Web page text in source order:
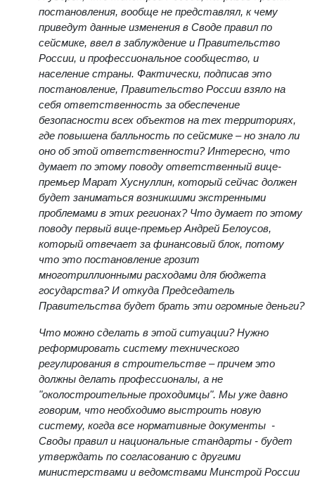
Я уверен, что Минстрой России, направив проект
постановления, вообще не представлял, к чему
приведут данные изменения в Своде правил по
сейсмике, ввел в заблуждение и Правительство
России, и профессиональное сообщество, и
население страны. Фактически, подписав это
постановление, Правительство России взяло на
себя ответственность за обеспечение
безопасности всех объектов на тех территориях,
где повышена балльность по сейсмике – но знало ли
оно об этой ответственности? Интересно, что
думает по этому поводу ответственный вице-
премьер Марат Хуснуллин, который сейчас должен
будет заниматься возникшими экстренными
проблемами в этих регионах? Что думает по этому
поводу первый вице-премьер Андрей Белоусов,
который отвечает за финансовый блок, потому
что это постановление грозит
многотриллионными расходами для бюджета
государства? И откуда Председатель
Что можно сделать в этой ситуации? Нужно
реформировать систему технического
регулирования в строительстве – причем это
должны делать профессионалы, а не
"околостроительные проходимцы". Мы уже давно
говорим, что необходимо выстроить новую
систему, когда все нормативные документы -
Своды правил и национальные стандарты - будет
утверждать по согласованию с другими